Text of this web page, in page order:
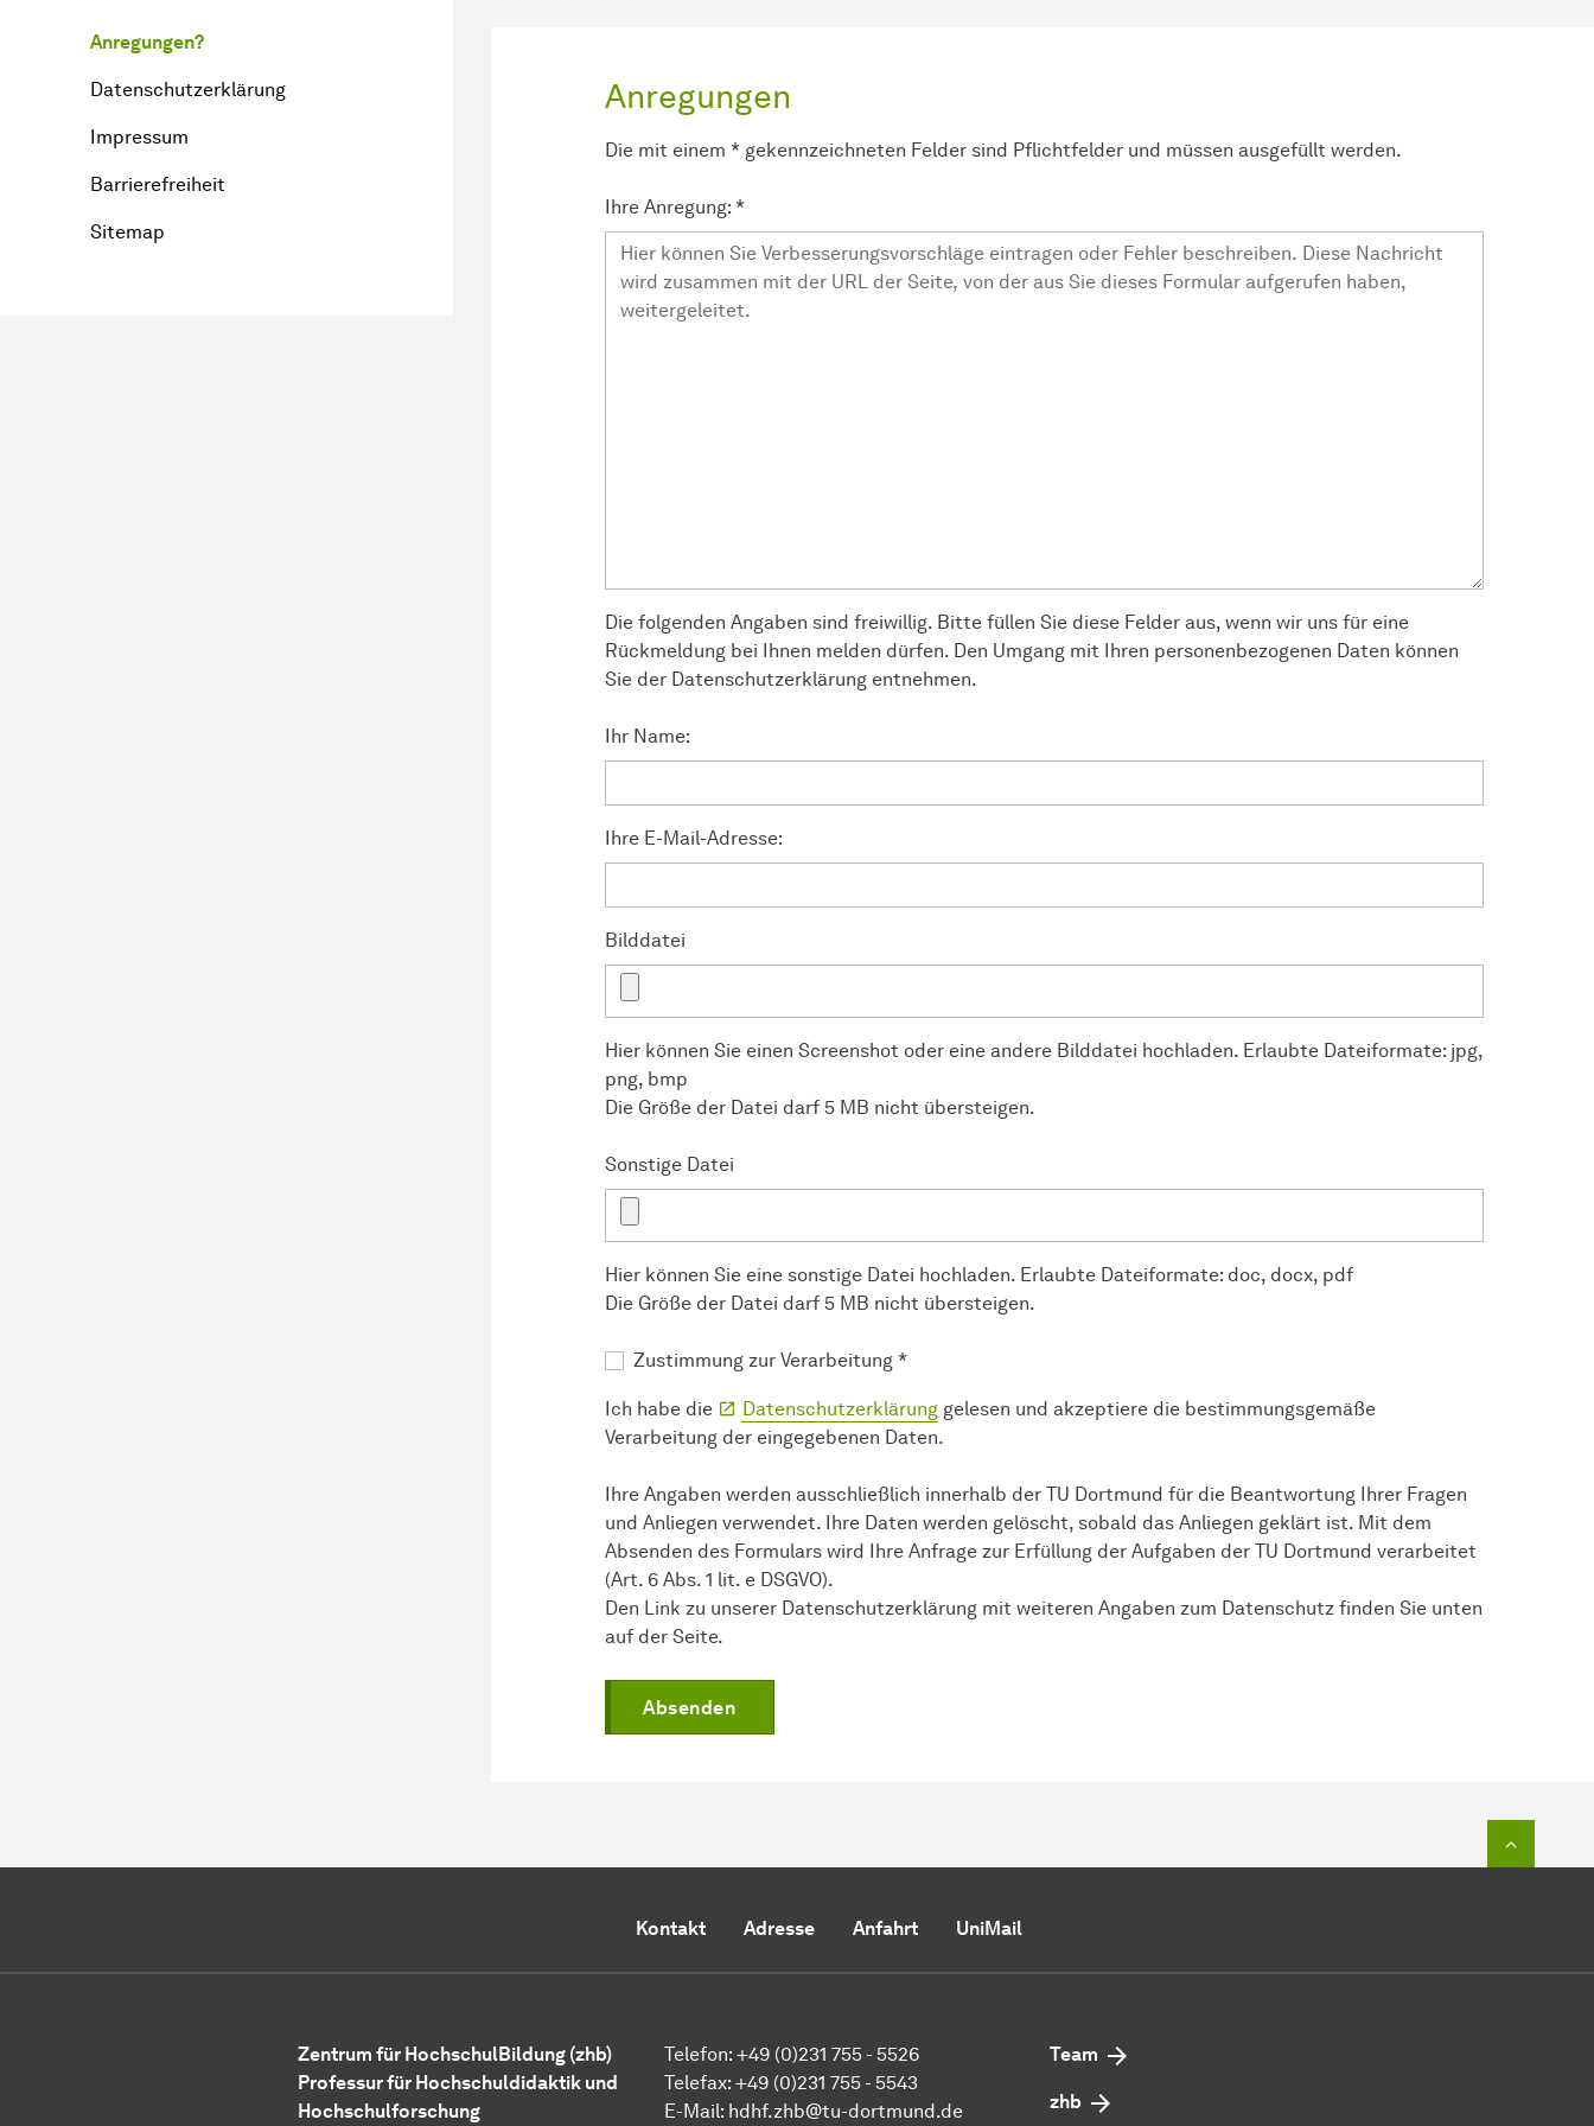
Anregungen?
Datenschutzerklärung
Impressum
Barrierefreiheit
Sitemap
Anregungen
Die mit einem * gekennzeichneten Felder sind Pflichtfelder und müssen ausgefüllt werden.
Ihre Anregung: *
Die folgenden Angaben sind freiwillig. Bitte füllen Sie diese Felder aus, wenn wir uns für eine
Rückmeldung bei Ihnen melden dürfen. Den Umgang mit Ihren personenbezogenen Daten können
Sie der Datenschutzerklärung entnehmen.
Ihr Name:
Ihre E-Mail-Adresse:
Bilddatei
Hier können Sie einen Screenshot oder eine andere Bilddatei hochladen. Erlaubte Dateiformate: jpg,
png, bmp
Die Größe der Datei darf 5 MB nicht übersteigen.
Sonstige Datei
Hier können Sie eine sonstige Datei hochladen. Erlaubte Dateiformate: doc, docx, pdf
Die Größe der Datei darf 5 MB nicht übersteigen.
Zustimmung zur Verarbeitung *
Ich habe die Datenschutzerklärung gelesen und akzeptiere die bestimmungsgemäße
Verarbeitung der eingegebenen Daten.
Ihre Angaben werden ausschließlich innerhalb der TU Dortmund für die Beantwortung Ihrer Fragen
und Anliegen verwendet. Ihre Daten werden gelöscht, sobald das Anliegen geklärt ist. Mit dem
Absenden des Formulars wird Ihre Anfrage zur Erfüllung der Aufgaben der TU Dortmund verarbeitet
(Art. 6 Abs. 1 lit. e DSGVO).
Den Link zu unserer Datenschutzerklärung mit weiteren Angaben zum Datenschutz finden Sie unten
auf der Seite.
Absenden
Kontakt Adresse Anfahrt UniMail
Zentrum für HochschulBildung (zhb)
Professur für Hochschuldidaktik und
Hochschulforschung
Telefon: +49 (0)231 755 - 5526
Telefax: +49 (0)231 755 - 5543
E-Mail: hdhf.zhb@tu-dortmund.de
Team
zhb